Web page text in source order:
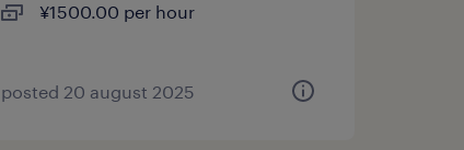
¥1500.00 per hour
posted 20 august 2025